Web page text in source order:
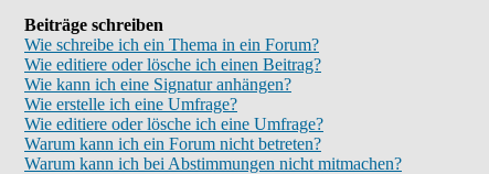
Beiträge schreiben
Wie schreibe ich ein Thema in ein Forum?
Wie editiere oder lösche ich einen Beitrag?
Wie kann ich eine Signatur anhängen?
Wie erstelle ich eine Umfrage?
Wie editiere oder lösche ich eine Umfrage?
Warum kann ich ein Forum nicht betreten?
Warum kann ich bei Abstimmungen nicht mitmachen?